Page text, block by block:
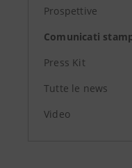
Prospettive
Comunicati
Press Kit
Tutte le news
Video